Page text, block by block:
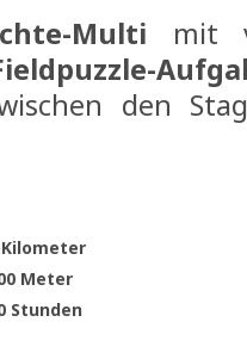
Multi mit
den
Kilometer
Meter
Stunden